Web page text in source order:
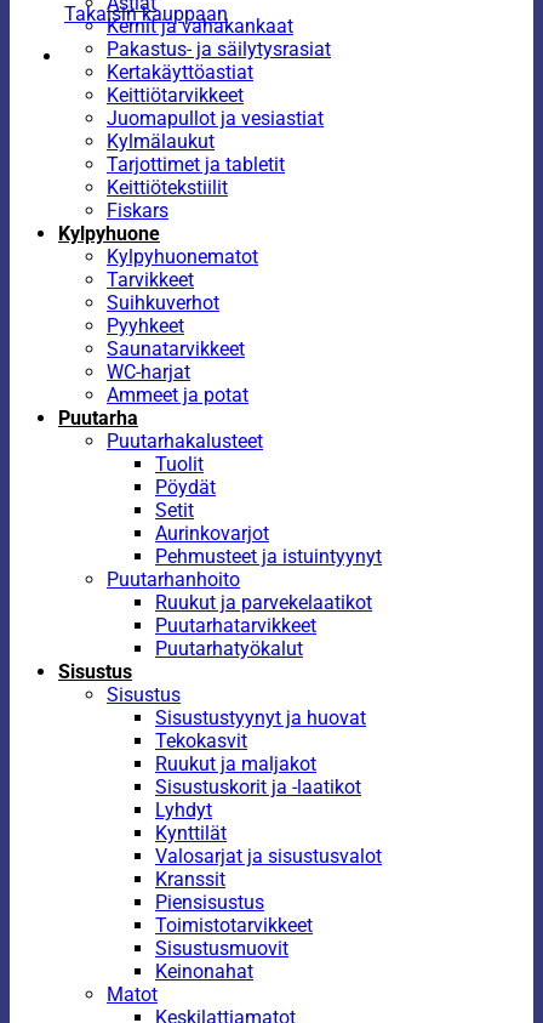
Takaisin kauppaan
Kernit ja vahakankaat
Pakastus- ja säilytysrasiat
Kertakäyttöastiat
Keittiötarvikkeet
Juomapullot ja vesiastiat
Kylmälaukut
Tarjottimet ja tabletit
Keittiötekstiilit
Fiskars
Kylpyhuone
Kylpyhuonematot
Tarvikkeet
Suihkuverhot
Pyyhkeet
Saunatarvikkeet
WC-harjat
Ammeet ja potat
Puutarha
Puutarhakalusteet
Tuolit
Pöydät
Setit
Aurinkovarjot
Pehmusteet ja istuintyynyt
Puutarhanhoito
Ruukut ja parvekelaatikot
Puutarhatarvikkeet
Puutarhatyökalut
Sisustus
Sisustus
Sisustustyynyt ja huovat
Tekokasvit
Ruukut ja maljakot
Sisustuskorit ja -laatikot
Lyhdyt
Kynttilät
Valosarjat ja sisustusvalot
Kranssit
Piensisustus
Toimistotarvikkeet
Sisustusmuovit
Keinonahat
Matot
Keskilattiamatot